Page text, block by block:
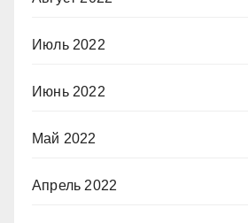
Июль 2022
Июнь 2022
Май 2022
Апрель 2022